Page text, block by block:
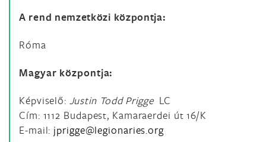
A rend nemzetközi központja:
Róma
Magyar központja:
Képviselő: Justin Todd Prigge LC
Cím: 1112 Budapest, Kamaraerdei út 16/K
E-mail: